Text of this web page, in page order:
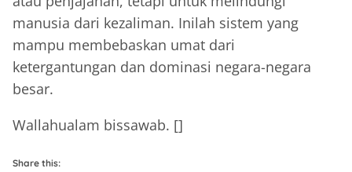
manusia dari kezaliman. Inilah sistem yang
mampu membebaskan umat dari
ketergantungan dan dominasi negara-negara
besar.
Wallahualam bissawab. []
Share this: